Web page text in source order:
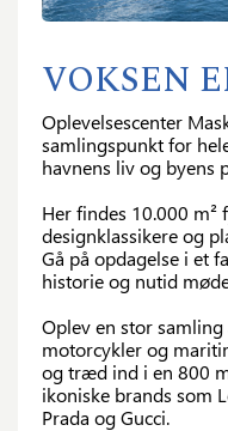
VOKSEN
Oplevelsescenter
samlingspunkt for
havnens liv og byens
Her findes 10.000
designklassikere og
Gå på opdagelse i et
historie og nutid
Oplev en stor
motorcykler og
og træd ind i en 800
ikoniske brands som
Prada og Gucci.